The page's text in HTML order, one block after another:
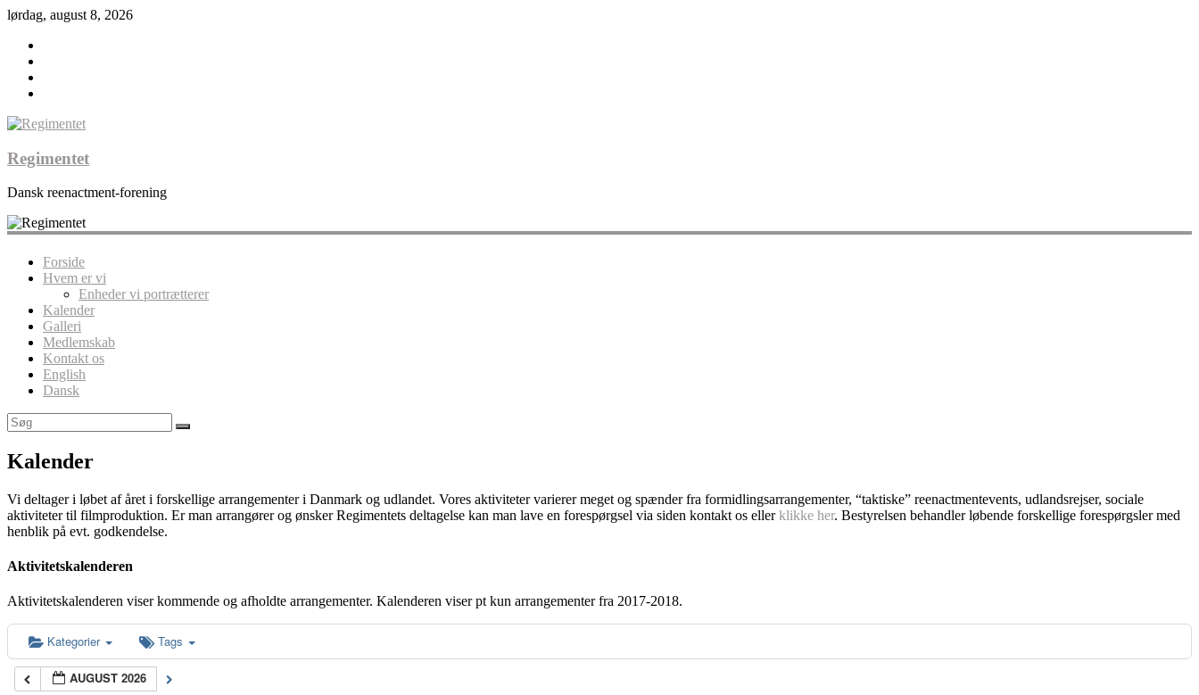
lørdag, august 8, 2026
Regimentet
Dansk reenactment-forening
Forside
Hvem er vi
Enheder vi portrætterer
Kalender
Galleri
Medlemskab
Kontakt os
English
Dansk
Kalender
Vi deltager i løbet af året i forskellige arrangementer i Danmark og udlandet. Vores aktiviteter varierer meget og spænder fra formidlingsarrangementer, “taktiske” reenactmentevents, udlandsrejser, sociale
aktiviteter til filmproduktion. Er man arrangører og ønsker Regimentets deltagelse kan man lave en forespørgsel via siden kontakt os ellerklikke her. Bestyrelsen behandler løbende forskellige forespørgsler med
henblik på evt. godkendelse.
Aktivitetskalenderen
Aktivitetskalenderen viser kommende og afholdte arrangementer. Kalenderen viser pt kun arrangementer fra 2017-2018.
Kategorier Tags
AUGUST 2026